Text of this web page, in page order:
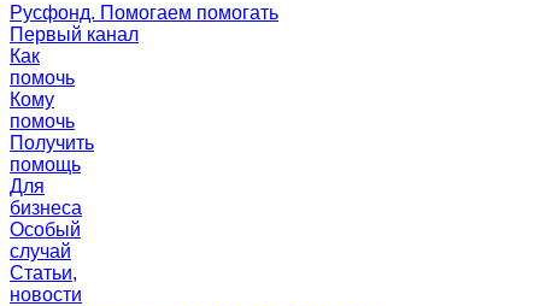
Русфонд. Помогаем помогать
Первый канал
Как
помочь
Кому
помочь
Получить
помощь
Для
бизнеса
Особый
случай
Статьи,
новости